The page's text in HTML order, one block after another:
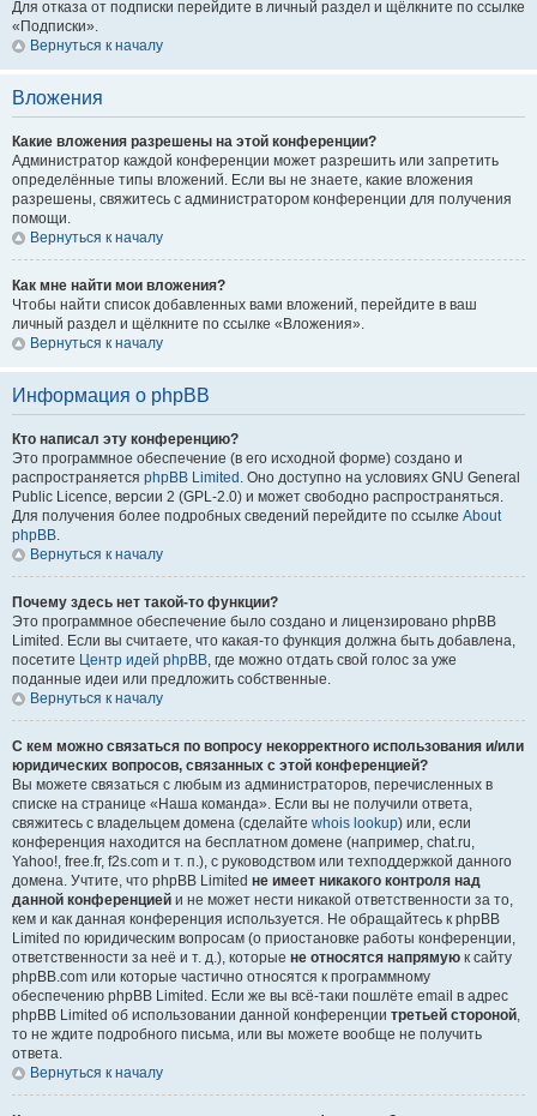
Для отказа от подписки перейдите в личный раздел и щёлкните по ссылке
«Подписки».
Вернуться к началу
Вложения
Какие вложения разрешены на этой конференции?
Администратор каждой конференции может разрешить или запретить
определённые типы вложений. Если вы не знаете, какие вложения
разрешены, свяжитесь с администратором конференции для получения
помощи.
Вернуться к началу
Как мне найти мои вложения?
Чтобы найти список добавленных вами вложений, перейдите в ваш
личный раздел и щёлкните по ссылке «Вложения».
Вернуться к началу
Информация о phpBB
Кто написал эту конференцию?
Это программное обеспечение (в его исходной форме) создано и
распространяется phpBB Limited . Оно доступно на условиях GNU General
Public Licence, версии 2 (GPL-2.0) и может свободно распространяться.
Для получения более подробных сведений перейдите по ссылке About
phpBB.
Вернуться к началу
Почему здесь нет такой-то функции?
Это программное обеспечение было создано и лицензировано phpBB
Limited. Если вы считаете, что какая-то функция должна быть добавлена,
посетите Центр идей phpBB, где можно отдать свой голос за уже
поданные идеи или предложить собственные.
Вернуться к началу
С кем можно связаться по вопросу некорректного использования и/или
юридических вопросов, связанных с этой конференцией?
Вы можете связаться с любым из администраторов, перечисленных в
списке на странице «Наша команда». Если вы не получили ответа,
свяжитесь с владельцем домена (сделайте whois lookup) или, если
конференция находится на бесплатном домене (например, chat.ru,
Yahoo!, free.fr, f2s.com и т. п.), с руководством или техподдержкой данного
домена. Учтите, что phpBB Limited не имеет никакого контроля над
данной конференцией и не может нести никакой ответственности за то,
кем и как данная конференция используется. Не обращайтесь к phpBB
Limited по юридическим вопросам (о приостановке работы конференции,
ответственности за неё и т. д.), которые не относятся напрямую к сайту
phpBB.com или которые частично относятся к программному
обеспечению phpBB Limited. Если же вы всё-таки пошлёте email в адрес
phpBB Limited об использовании данной конференции третьей стороной,
то не ждите подробного письма, или вы можете вообще не получить
ответа.
Вернуться к началу